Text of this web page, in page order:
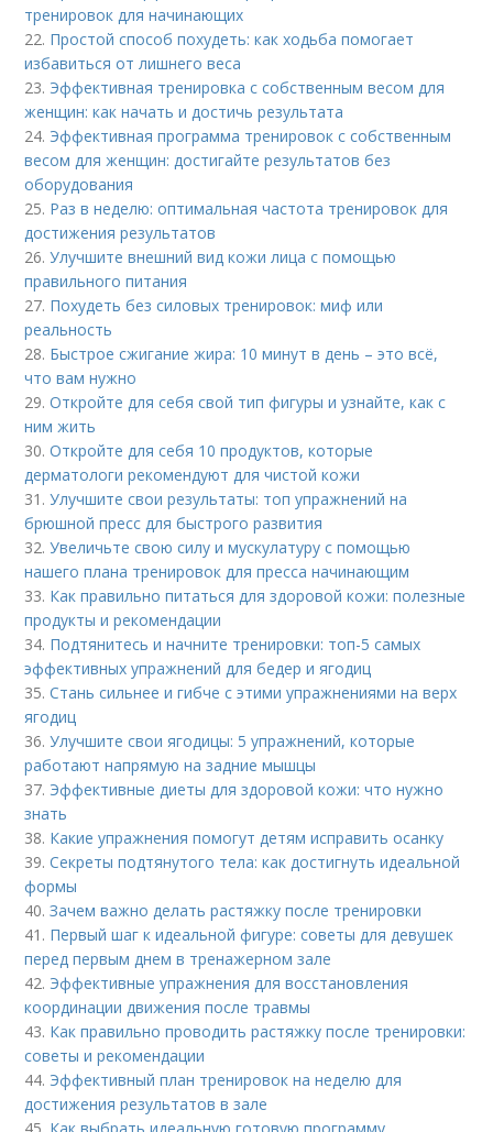
тренировок для начинающих
22. Простой способ похудеть: как ходьба помогает
избавиться от лишнего веса
23. Эффективная тренировка с собственным весом для
женщин: как начать и достичь результата
24. Эффективная программа тренировок с собственным
весом для женщин: достигайте результатов без
оборудования
25. Раз в неделю: оптимальная частота тренировок для
достижения результатов
26.Улучшите внешний вид кожи лица с помощью
правильного питания
27. Похудеть без силовых тренировок: миф или
реальность
28. Быстрое сжигание жира: 10 минут в день – это всё,
что вам нужно
29.Откройте для себя свой тип фигуры и узнайте, как с
ним жить
30.Откройте для себя 10 продуктов, которые
дерматологи рекомендуют для чистой кожи
31.Улучшите свои результаты: топ упражнений на
брюшной пресс для быстрого развития
32.Увеличьте свою силу и мускулатуру с помощью
нашего плана тренировок для пресса начинающим
33. Как правильно питаться для здоровой кожи: полезные
продукты и рекомендации
34. Подтянитесь и начните тренировки: топ-5 самых
эффективных упражнений для бедер и ягодиц
35.Стань сильнее и гибче с этими упражнениями на верх
ягодиц
36.Улучшите свои ягодицы: 5 упражнений, которые
работают напрямую на задние мышцы
37. Эффективные диеты для здоровой кожи: что нужно
знать
38. Какие упражнения помогут детям исправить осанку
39.Секреты подтянутого тела: как достигнуть идеальной
формы
40.Зачем важно делать растяжку после тренировки
41. Первый шаг к идеальной фигуре: советы для девушек
перед первым днем в тренажерном зале
42. Эффективные упражнения для восстановления
координации движения после травмы
43. Как правильно проводить растяжку после тренировки:
советы и рекомендации
44. Эффективный план тренировок на неделю для
достижения результатов в зале